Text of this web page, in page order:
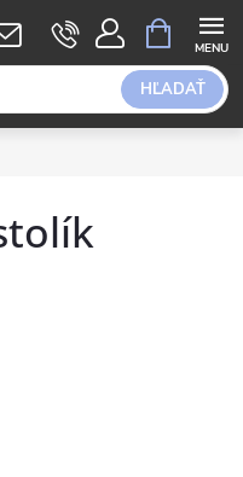
HĽADAŤ
KOŠÍK